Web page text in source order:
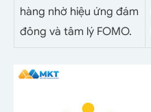
hàng nhờ hiệu ứng đám
đông và tâm lý FOMO.